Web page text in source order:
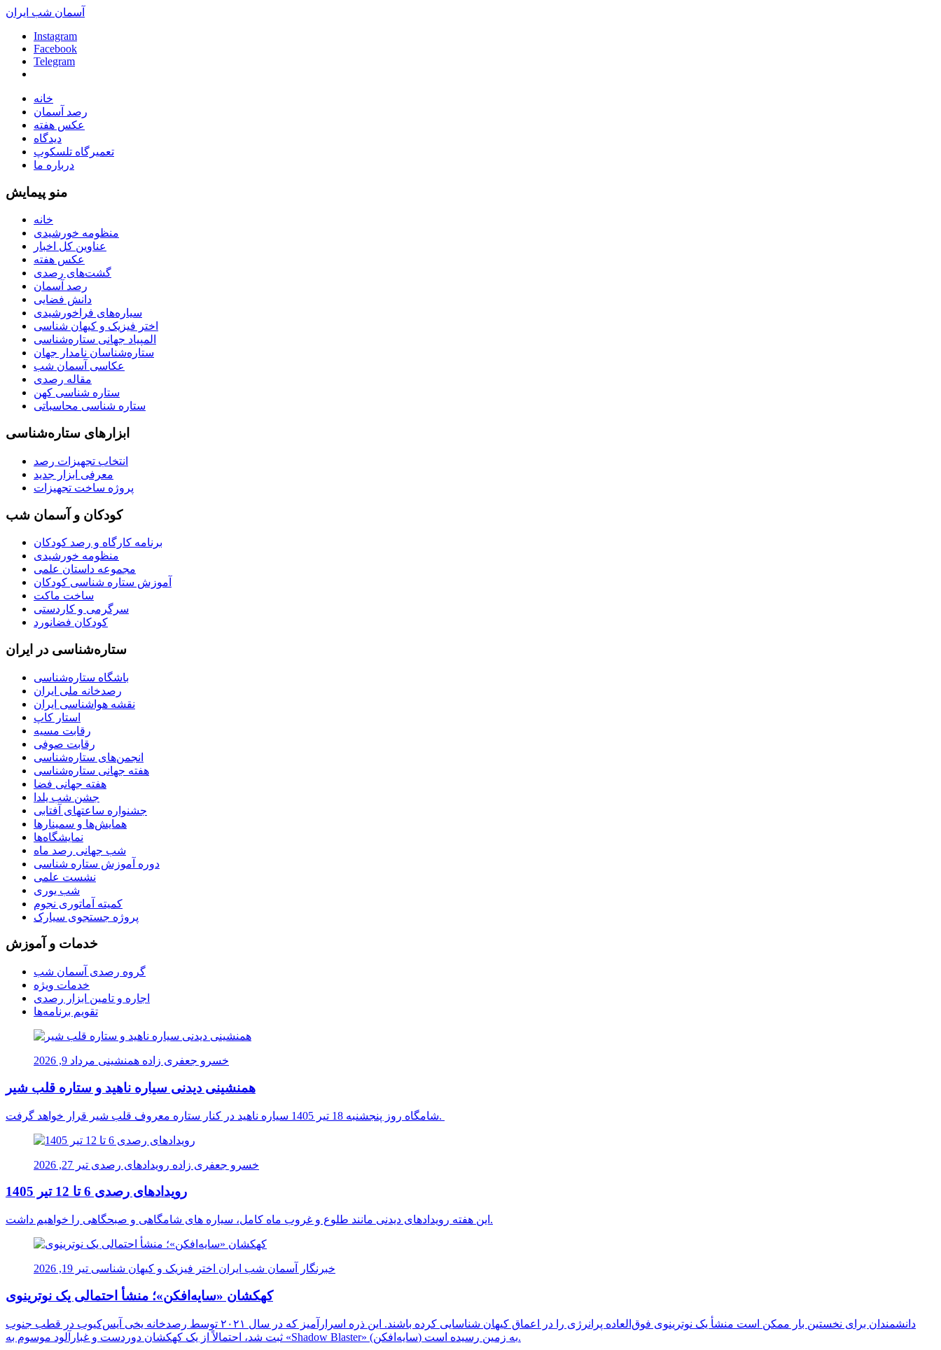
آسمان شب ایران
Instagram
Facebook
Telegram
خانه
رصد آسمان
عکس هفته
دیدگاه
تعمیرگاه تلسکوپ
درباره ما
منو پیمایش
خانه
منظومه خورشیدی
عناوین کل اخبار
عکس هفته
گشت‌های رصدی
رصد آسمان
دانش فضایی
سیاره‌های فراخورشیدی
اختر فیزیک و کیهان شناسی
المپیاد جهانی ستاره‌شناسی
ستاره‌شناسان نامدار جهان
عکاسی آسمان شب
مقاله رصدی
ستاره شناسی کهن
ستاره شناسی محاسباتی
ابزارهای ستاره‌شناسی
انتخاب تجهیزات رصد
معرفی ابزار جدید
پروژه ساخت تجهیزات
کودکان و آسمان شب
برنامه‌ کارگاه و رصد کودکان
منظومه خورشیدی
مجموعه داستان علمی
آموزش ستاره شناسی کودکان
ساخت ماکت
سرگرمی و کاردستی
کودکان فضانورد
ستاره‌شناسی در ایران
باشگاه ستاره‌شناسی
رصدخانه ملی ایران
نقشه هواشناسی ایران
استار کاپ
رقابت مسیه
رقابت صوفی
انجمن‌های ستاره‌شناسی
هفته جهانی ستاره‌شناسی
هفته جهانی فضا
جشن شب یلدا
جشنواره ساعتهای آفتابی
همایش‌ها و سمینارها
نمایشگاه‌ها
شب جهانی رصد ماه
دوره آموزش ستاره شناسی
نشست علمی
شب یوری
کمیته آماتوری نجوم
پروژه جستجوی سیارک
خدمات و آموزش
گروه رصدی آسمان شب
خدمات ویژه
اجاره و تامین ابزار رصدی
تقویم برنامه‌ها
خسرو جعفری زاده همنشینی مرداد 9, 2026
همنشینی دیدنی سیاره ناهید و ستاره قلب شیر
شامگاه روز پنجشنبه 18 تیر 1405 سیاره ناهید در کنار ستاره معروف قلب شیر قرار خواهد گرفت.
خسرو جعفری زاده رویدادهای رصدی تیر 27, 2026
رویدادهای رصدی 6 تا 12 تیر 1405
این هفته رویدادهای دیدنی مانند طلوع و غروب ماه کامل، سیاره های شامگاهی و صبحگاهی را خواهیم داشت.
خبرنگار آسمان شب ایران اختر فیزیک و کیهان شناسی تیر 19, 2026
کهکشان «سایه‌افکن»؛ منشأ احتمالی یک نوترینوی
دانشمندان برای نخستین بار ممکن است منشأ یک نوترینوی فوق‌العاده پرانرژی را در اعماق کیهان شناسایی کرده باشند. این ذره اسرارآمیز که در سال ۲۰۲۱ توسط رصدخانه یخی آیس‌کیوب در قطب جنوب
ثبت شد، احتمالاً از یک کهکشان دوردست و غبارآلود موسوم به «Shadow Blaster» (سایه‌افکن) به زمین رسیده است.